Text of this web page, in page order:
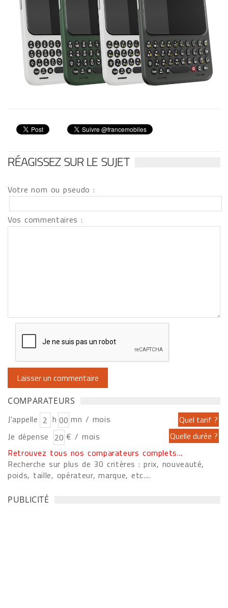
RÉAGISSEZ SUR LE SUJET
Votre nom ou pseudo :
Vos commentaires :
COMPARATEURS
J'appelle h
mn / mois
Je dépense
€ / mois
Retrouvez tous nos comparateurs complets...
Recherche sur plus de 30 critères : prix, nouveauté,
poids, taille, opérateur, marque, etc....
PUBLICITÉ